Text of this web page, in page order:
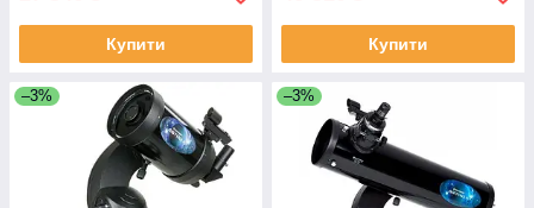
Купити Купити
–3% –3%